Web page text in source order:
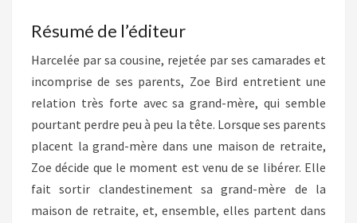
Résumé de l’éditeur
Harcelée par sa cousine, rejetée par ses camarades et
incomprise de ses parents, Zoe Bird entretient une
relation très forte avec sa grand-mère, qui semble
pourtant perdre peu à peu la tête. Lorsque ses parents
placent la grand-mère dans une maison de retraite,
Zoe décide que le moment est venu de se libérer. Elle
fait sortir clandestinement sa grand-mère de la
maison de retraite, et, ensemble, elles partent dans